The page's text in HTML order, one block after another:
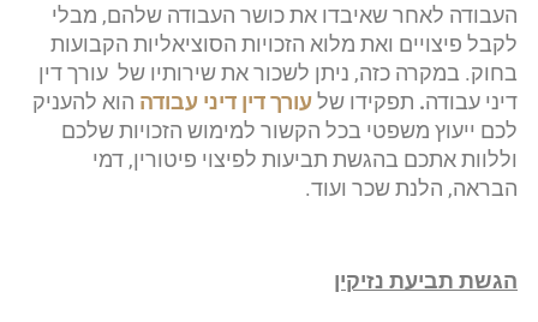
העבודה לאחר שאיבדו את כושר העבודה שלהם, מבלי
לקבל פיצויים ואת מלוא הזכויות הסוציאליות הקבועות
בחוק. במקרה כזה, ניתן לשכור את שירותיו של עורך דין
דיני עבודה. תפקידו שלעורך דין דיני עבודה הוא להעניק
לכם ייעוץ משפטי בכל הקשור למימוש הזכויות שלכם
וללוות אתכם בהגשת תביעות לפיצוי פיטורין, דמי
הבראה, הלנת שכר ועוד.
הגשת תביעת נזיקין